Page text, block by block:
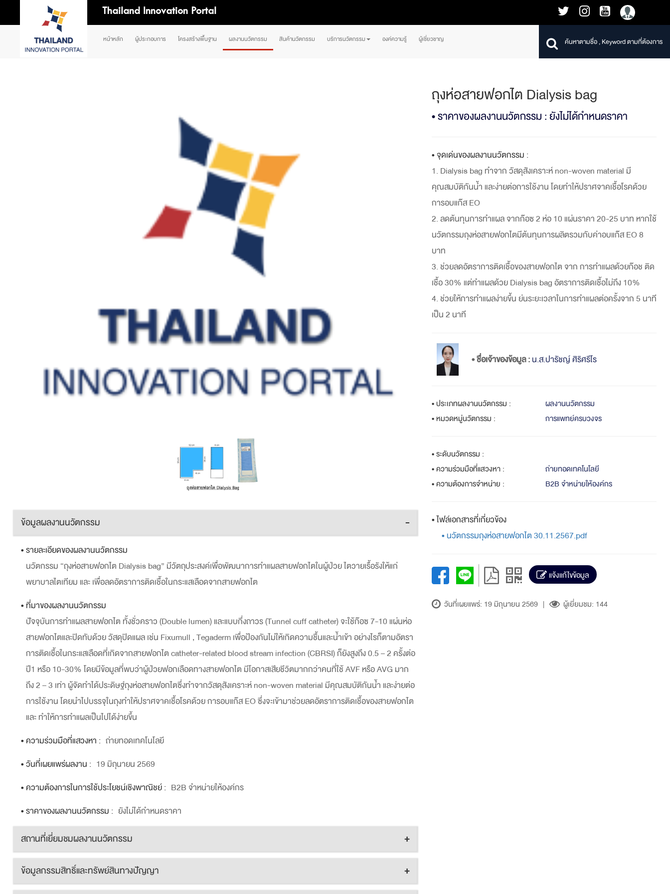
Thailand Innovation Portal
หน้าหลัก ผู้ประกอบการ โครงสร้างพื้นฐาน ผลงานนวัตกรรม สินค้านวัตกรรม บริการนวัตกรรม องค์ความรู้ ผู้เชี่ยวชาญ
ข้อมูลผลงานนวัตกรรม -
• รายละเอียดของผลงานนวัตกรรม
นวัตกรรม “ถุงห่อสายฟอกไต Dialysis bag” มีวัตถุประสงค์เพื่อพัฒนาการทำแผลสายฟอกไตในผู้ป่วย ไตวายเรื้อรังให้แก่
พยาบาลไตเทียม และ เพื่อลดอัตราการติดเชื้อในกระแสเลือดจากสายฟอกไต
• ที่มาของผลงานนวัตกรรม
ปัจจุบันการทำแผลสายฟอกไต ทั้งชั่วคราว (Double lumen) และแบบกึ่งถาวร (Tunnel cuff catheter) จะใช้ก๊อซ 7-10 แผ่นห่อ
สายฟอกไตและปิดทับด้วย วัสดุปิดแผล เช่น Fixumull , Tegaderm เพื่อป้องกันไม่ให้เกิดความชื้นและน้ำเข้า อย่างไรก็ตามอัตรา
การติดเชื้อในกระแสเลือดที่เกิดจากสายฟอกไต catheter-related blood stream infection (CBRSI) ก็ยังสูงถึง 0.5 – 2 ครั้งต่อ
ปี1 หรือ 10-30% โดยมีข้อมูลที่พบว่าผู้ป่วยฟอกเลือดทางสายฟอกไต มีโอกาสเสียชีวิตมากกว่าคนที่ใช้ AVF หรือ AVG มาก
ถึง 2 – 3 เท่า ผู้จัดทำได้ประดิษฐ์ถุงห่อสายฟอกไตซึ่งทำจากวัสดุสังเคราะห์ non-woven material มีคุณสมบัติกันน้ำ และง่ายต่อ
การใช้งาน โดยนำไปบรรจุในถุงทำให้ปราศจาคเชื้อโรคด้วย การอบแก๊ส EO ซึ่งจะเข้ามาช่วยลดอัตราการติดเชื้อของสายฟอกไต
และ ทำให้การทำแผลเป็นไปได้ง่ายขึ้น
• ความร่วมมือที่แสวงหา : ถ่ายทอดเทคโนโลยี
• วันที่เผยแพร่ผลงาน : 19 มิถุนายน 2569
• ความต้องการในการใช้ประโยชน์เชิงพาณิชย์ : B2B จำหน่ายให้องค์กร
• ราคาของผลงานนวัตกรรม : ยังไม่ได้กำหนดราคา
สถานที่เยี่ยมชมผลงานนวัตกรรม +
ข้อมูลกรรมสิทธิ์และทรัพย์สินทางปัญญา +
ถุงห่อสายฟอกไต Dialysis bag
• ราคาของผลงานนวัตกรรม : ยังไม่ได้กำหนดราคา
• จุดเด่นของผลงานนวัตกรรม :
1. Dialysis bag ทำจาก วัสดุสังเคราะห์ non-woven material มี
คุณสมบัติกันน้ำ และง่ายต่อการใช้งาน โดยทำให้ปราศจาคเชื้อโรคด้วย
การอบแก๊ส EO
2. ลดต้นทุนการทำแผล จากก๊อซ 2 ห่อ 10 แผ่นราคา 20-25 บาท หากใช้
นวัตกรรมถุงห่อสายฟอกไตมีต้นทุนการผลิตรวมกับค่าอบแก๊ส EO 8
บาท
3. ช่วยลดอัตราการติดเชื้อของสายฟอกไต จาก การทำแผลด้วยก๊อช ติด
เชื้อ 30% แต่ทำแผลด้วย Dialysis bag อัตราการติดเชื้อไม่ถึง 10%
4. ช่วยให้การทำแผลง่ายขึ้น ย่นระยะเวลาในการทำแผลต่อครั้งจาก 5 นาที
เป็น 2 นาที
• ชื่อเจ้าของข้อมูล :น.ส.ปารัชญ์ ศิริศรีโร
• ประเภทผลงานนวัตกรรม :
ผลงานนวัตกรรม
• หมวดหมู่นวัตกรรม :
การแพทย์ครบวงจร
• ระดับนวัตกรรม :
• ความร่วมมือที่แสวงหา :
ถ่ายทอดเทคโนโลยี
• ความต้องการจำหน่าย :
B2B จำหน่ายให้องค์กร
• ไฟล์เอกสารที่เกี่ยวข้อง
• นวัตกรรมถุงห่อสายฟอกไต 30.11.2567.pdf
แจ้งแก้ไขข้อมูล
วันที่เผยแพร่: 19 มิถุนายน 2569 | ผู้เยี่ยมชม: 144